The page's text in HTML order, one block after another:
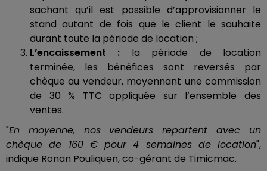
sachant qu’il est possible d’approvisionner le
stand autant de fois que le client le souhaite
durant toute la période de location ;
L’encaissement : la période de location
terminée, les bénéfices sont reversés par
chèque au vendeur, moyennant une commission
de 30 % TTC appliquée sur l’ensemble des
ventes.
"En moyenne, nos vendeurs repartent avec un
chèque de 160 € pour 4 semaines de location",
indique Ronan Pouliquen, co-gérant de Timicmac.